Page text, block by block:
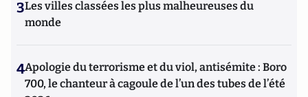
3Les villes classées les plus malheureuses du
monde
4Apologie du terrorisme et du viol, antisémite : Boro
700, le chanteur à cagoule de l’un des tubes de l’été